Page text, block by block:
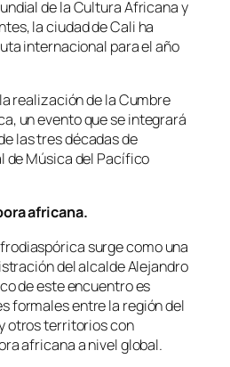
de la Cultura Africana y
la ciudad de Cali ha
internacional para el año
realización de la Cumbre
un evento que se integrará
las tres décadas de
de Música del Pacífico
africana.
surge como una
del alcalde Alejandro
de este encuentro es
formales entre la región del
otros territorios con
africana a nivel global.